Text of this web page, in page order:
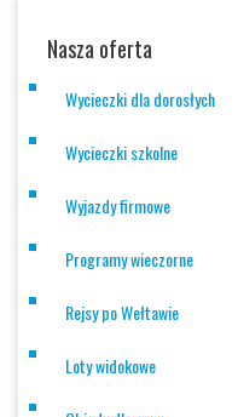
Nasza oferta
Wycieczki dla dorosłych
Wycieczki szkolne
Wyjazdy firmowe
Programy wieczorne
Rejsy po Wełtawie
Loty widokowe